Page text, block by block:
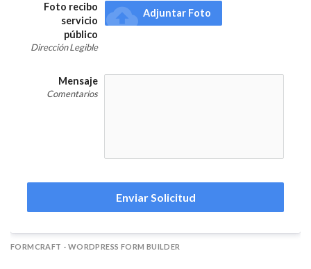
Foto recibo
servicio
público
Dirección Legible
cloud_upload Adjuntar Foto
Mensaje
Comentarios
Enviar Solicitud
FORMCRAFT - WORDPRESS FORM BUILDER